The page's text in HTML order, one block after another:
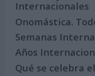
Internacionales
Onomástica.
Semanas
Años
Qué se celebra